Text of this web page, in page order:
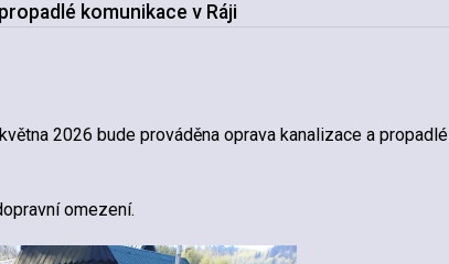
komunikace v Ráji
2026 bude prováděna oprava kanalizace a propadlé
omezení.